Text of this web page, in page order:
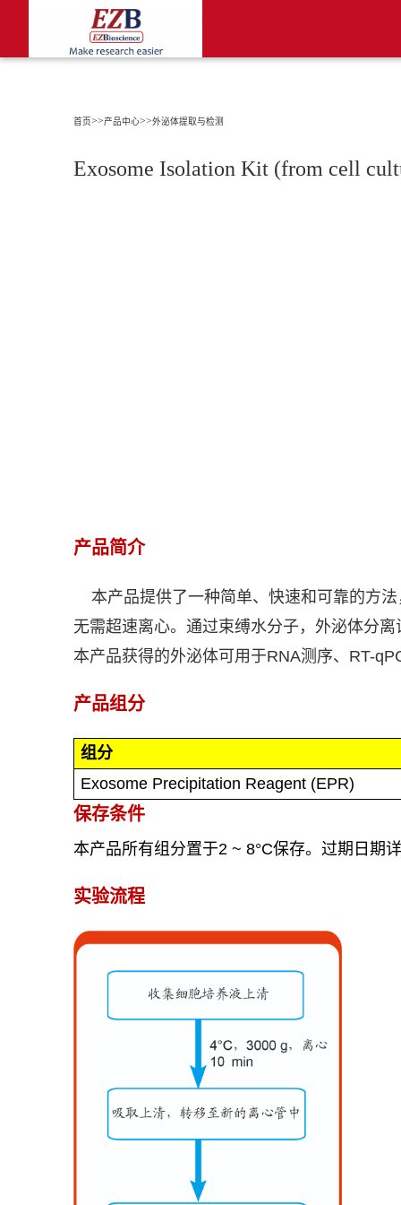
首页>>产品中心>>外泌体提取与检测
Exosome Isolation Kit (from cell
产品简介
本产品提供了一种简单、快速和可靠的方
无需超速离心。通过束缚水分子，外泌体分
本产品获得的外泌体可用于RNA测序、 RT-
产品组分
组分
Exosome Precipitation Reagent (EPR)
保存条件
本产品所有组分置于2 ~ 8°C保存。过期日期
实验流程